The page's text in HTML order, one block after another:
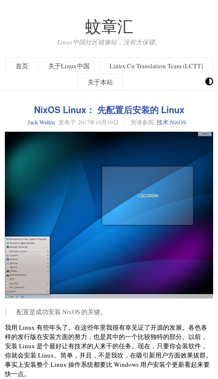
蚊章汇
Linux中国社区镜像站，没有大保镖。
首页 关于Linux中国
Linux.Cn Translation Team (LCTT)
关于本站
NixOS Linux： 先配置后安装的 Linux
Jack Wallen 发布于 2017年10月19日 另请参阅: 技术NixOS
配置是成功安装 NixOS 的关键。
我用 Linux 有些年头了。在这些年里我很有幸见证了开源的发展。各色各
样的发行版在安装方面的努力，也是其中的一个比较独特的部分。以前，
安装 Linux 是个最好让有技术的人来干的任务。现在，只要你会装软件，
你就会安装 Linux。简单，并且，不是我吹，在吸引新用户方面效果拔群。
事实上安装整个 Linux 操作系统都要比 Windows 用户安装个更新看起来要
快一点。